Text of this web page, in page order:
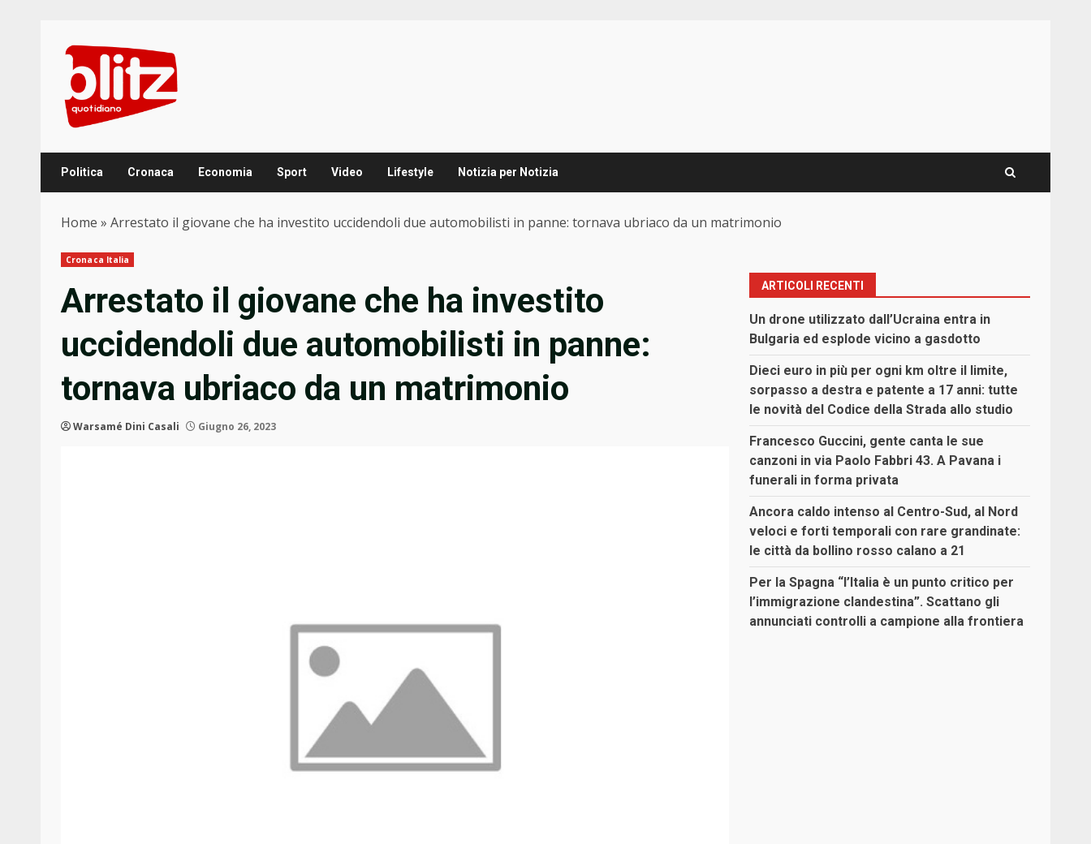
content
Politica Cronaca Economia Sport Video Lifestyle Notizia per Notizia
Home » Arrestato il giovane che ha investito uccidendoli due automobilisti in panne: tornava ubriaco da un matrimonio
Cronaca Italia
Arrestato il giovane che ha investito
uccidendoli due automobilisti in panne:
tornava ubriaco da un matrimonio
Warsamé Dini Casali Giugno 26, 2023
ARTICOLI RECENTI
Un drone utilizzato dall’Ucraina entra in
Bulgaria ed esplode vicino a gasdotto
Dieci euro in più per ogni km oltre il limite,
sorpasso a destra e patente a 17 anni: tutte
le novità del Codice della Strada allo studio
Francesco Guccini, gente canta le sue
canzoni in via Paolo Fabbri 43. A Pavana i
funerali in forma privata
Ancora caldo intenso al Centro-Sud, al Nord
veloci e forti temporali con rare grandinate:
le città da bollino rosso calano a 21
Per la Spagna “l’Italia è un punto critico per
l’immigrazione clandestina”. Scattano gli
annunciati controlli a campione alla frontiera